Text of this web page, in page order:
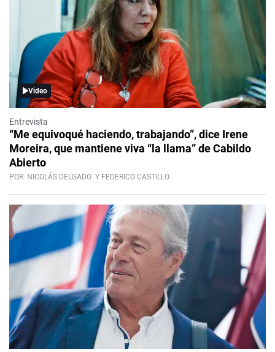
Video
Entrevista
“Me equivoqué haciendo, trabajando”, dice Irene
Moreira, que mantiene viva “la llama” de Cabildo
Abierto
POR NICOLÁS DELGADO Y FEDERICO CASTILLO